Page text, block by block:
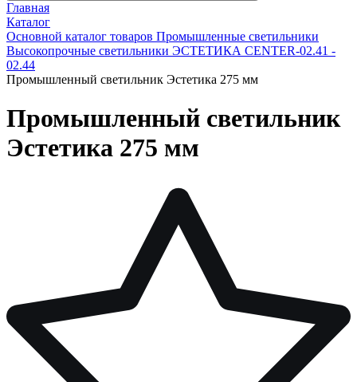
Главная
Каталог
Основной каталог товаров Промышленные светильники
Высокопрочные светильники ЭСТЕТИКА CENTER-02.41 -
02.44
Промышленный светильник Эстетика 275 мм
Промышленный светильник
Эстетика 275 мм